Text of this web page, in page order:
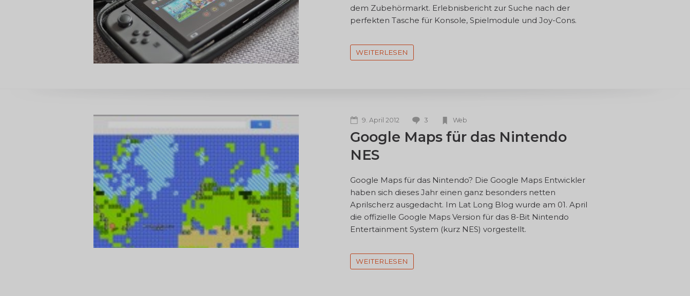
dem Zubehörmarkt. Erlebnisbericht zur Suche nach der
perfekten Tasche für Konsole, Spielmodule und Joy-Cons.
WEITERLESEN
9. April 2012 3 Web
Google Maps für das Nintendo
NES
Google Maps für das Nintendo? Die Google Maps Entwickler
haben sich dieses Jahr einen ganz besonders netten
Aprilscherz ausgedacht. Im Lat Long Blog wurde am 01. April
die offizielle Google Maps Version für das 8-Bit Nintendo
Entertainment System (kurz NES) vorgestellt.
WEITERLESEN